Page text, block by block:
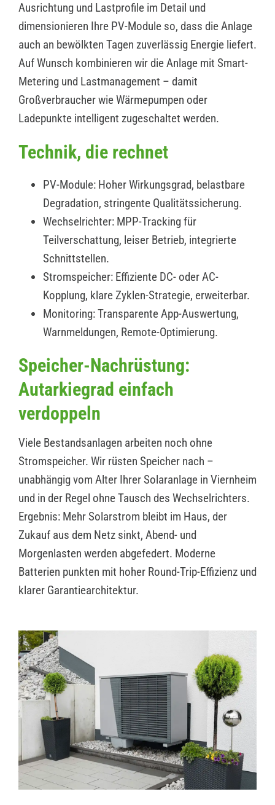
Ausrichtung und Lastprofile im Detail und
dimensionieren Ihre PV-Module so, dass die Anlage
auch an bewölkten Tagen zuverlässig Energie liefert.
Auf Wunsch kombinieren wir die Anlage mit Smart-
Metering und Lastmanagement – damit
Großverbraucher wie Wärmepumpen oder
Ladepunkte intelligent zugeschaltet werden.
Technik, die rechnet
PV-Module: Hoher Wirkungsgrad, belastbare
Degradation, stringente Qualitätssicherung.
Wechselrichter: MPP-Tracking für
Teilverschattung, leiser Betrieb, integrierte
Schnittstellen.
Stromspeicher: Effiziente DC- oder AC-
Kopplung, klare Zyklen-Strategie, erweiterbar.
Monitoring: Transparente App-Auswertung,
Warnmeldungen, Remote-Optimierung.
Speicher-Nachrüstung:
Autarkiegrad einfach
verdoppeln
Viele Bestandsanlagen arbeiten noch ohne
Stromspeicher. Wir rüsten Speicher nach –
unabhängig vom Alter Ihrer Solaranlage in Viernheim
und in der Regel ohne Tausch des Wechselrichters.
Ergebnis: Mehr Solarstrom bleibt im Haus, der
Zukauf aus dem Netz sinkt, Abend- und
Morgenlasten werden abgefedert. Moderne
Batterien punkten mit hoher Round-Trip-Effizienz und
klarer Garantiearchitektur.